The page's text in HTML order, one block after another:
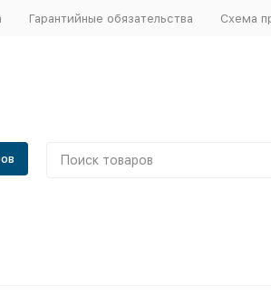
Гарантийные обязательства Схема